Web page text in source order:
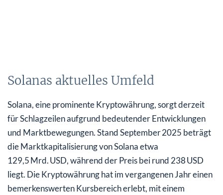
Solanas aktuelles Umfeld
Solana, eine prominente Kryptowährung, sorgt derzeit
für Schlagzeilen aufgrund bedeutender Entwicklungen
und Marktbewegungen. Stand September 2025 beträgt
die Marktkapitalisierung von Solana etwa
129,5 Mrd. USD, während der Preis bei rund 238 USD
liegt. Die Kryptowährung hat im vergangenen Jahr einen
bemerkenswerten Kursbereich erlebt, mit einem